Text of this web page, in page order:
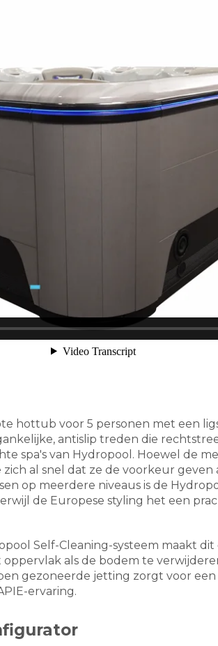
hottub voor 5 personen met een
antislip treden die
spa's van Hydropool. Hoewel de
al snel dat ze de voorkeur
op meerdere niveaus is de
de Europese styling het een
Self-Cleaning-systeem maakt
als de bodem te
gezoneerde jetting zorgt voor
ervaring.